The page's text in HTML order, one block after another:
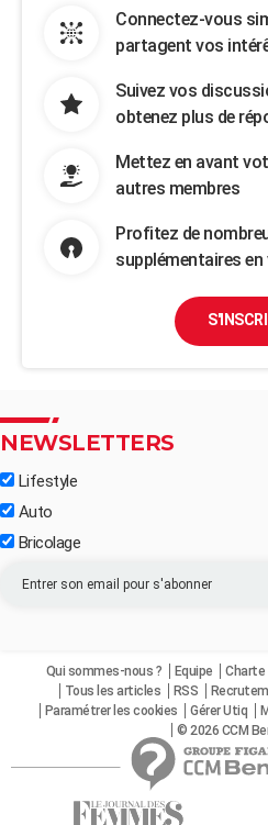
Connectez-vous
partagent vos
Suivez vos
obtenez plus de
Mettez en avant
autres membres
Profitez de
supplémentaires
NEWSLETTERS
Lifestyle
Auto
Bricolage
Qui sommes-nous ? Equipe Charte
Tous les articles
RSS
Paramétrer les cookies
Gérer Utiq
© 2026 CCM